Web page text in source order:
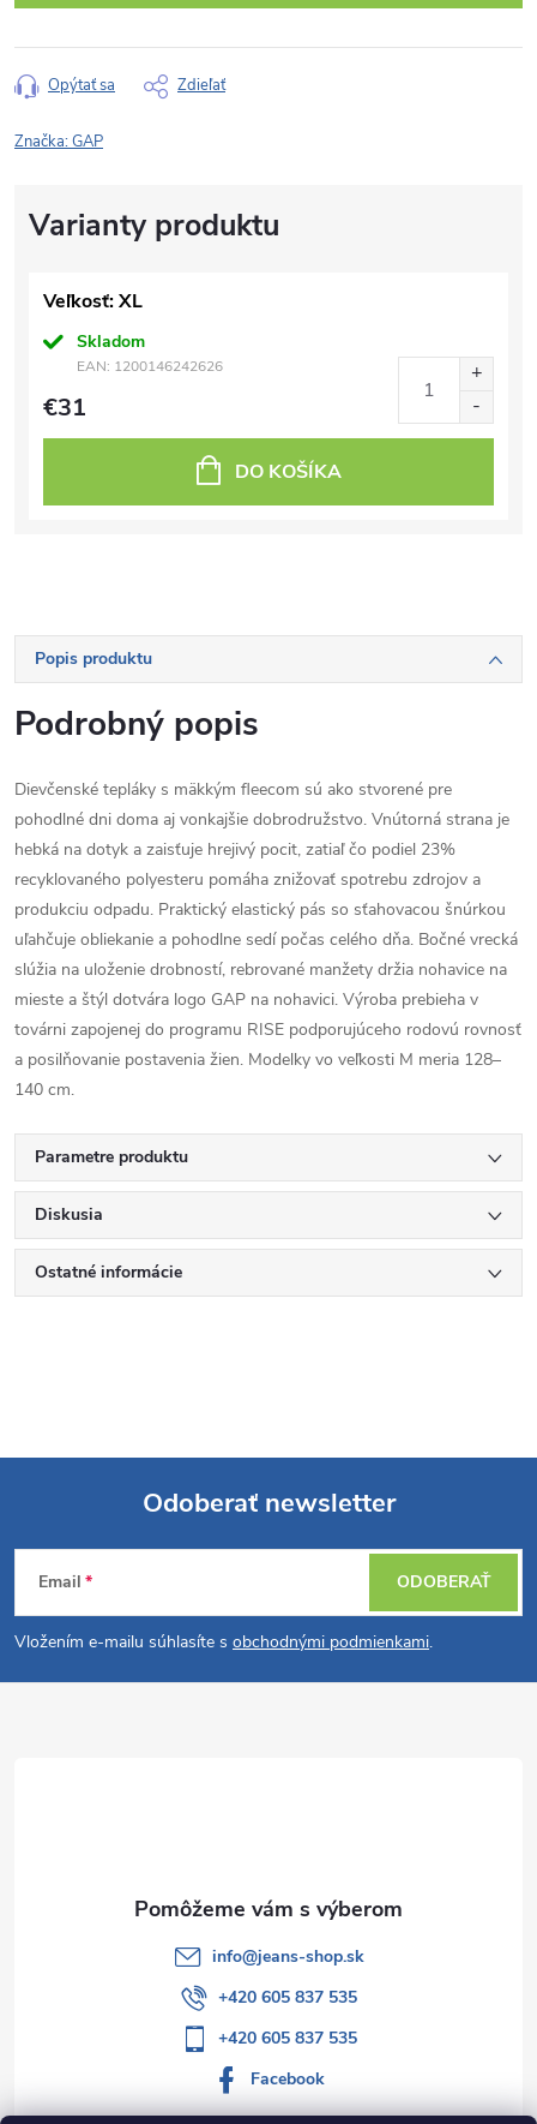
Opýtať sa Zdieľať
Značka:GAP
Veľkosť: XL
Skladom
EAN: 1200146242626
€31
DO KOŠÍKA
Popis produktu
Podrobný popis
Dievčenské tepláky s mäkkým fleecom sú ako stvorené pre
pohodlné dni doma aj vonkajšie dobrodružstvo. Vnútorná strana je
hebká na dotyk a zaisťuje hrejivý pocit, zatiaľ čo podiel 23%
recyklovaného polyesteru pomáha znižovať spotrebu zdrojov a
produkciu odpadu. Praktický elastický pás so sťahovacou šnúrkou
uľahčuje obliekanie a pohodlne sedí počas celého dňa. Bočné vrecká
slúžia na uloženie drobností, rebrované manžety držia nohavice na
mieste a štýl dotvára logo GAP na nohavici. Výroba prebieha v
továrni zapojenej do programu RISE podporujúceho rodovú rovnosť
a posilňovanie postavenia žien. Modelky vo veľkosti M meria 128–
140 cm.
Parametre produktu
Diskusia
Ostatné informácie
Z
á
p
Odoberať newsletter
Email
Vložením e-mailu súhlasíte s obchodnými podmienkami.
ODOBERAŤ
info@jeans-shop.sk
+420 605 837 535
+420 605 837 535
Facebook